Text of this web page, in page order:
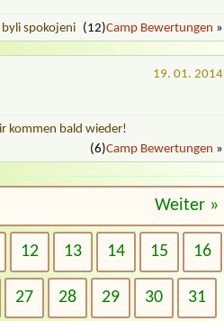
spokojeni (12)Camp Bewertungen »
19. 01. 2014
kommen bald wieder!
(6)Camp Bewertungen »
Weiter »
12 13 14 15 16
27 28 29 30 31